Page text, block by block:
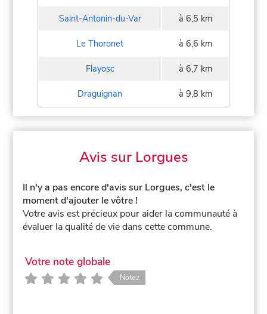
Saint-Antonin-du-Var à 6,5 km
Le Thoronet à 6,6 km
Flayosc à 6,7 km
Draguignan à 9,8 km
Avis sur Lorgues
Il n'y a pas encore d'avis sur Lorgues, c'est le
moment d'ajouter le vôtre !
Votre avis est précieux pour aider la communauté à
évaluer la qualité de vie dans cette commune.
Votre note globale
Notez